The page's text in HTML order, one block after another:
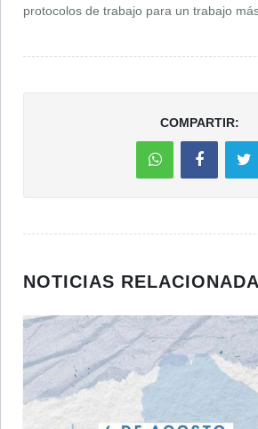
protocolos de trabajo para un trabajo
COMPARTIR:
NOTICIAS